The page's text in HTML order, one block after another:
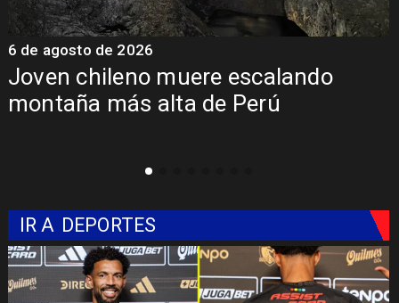
Ministro Quiroz detalla
megarreforma tras cadena nacional
6 de agosto de 2026
IR A DEPORTES